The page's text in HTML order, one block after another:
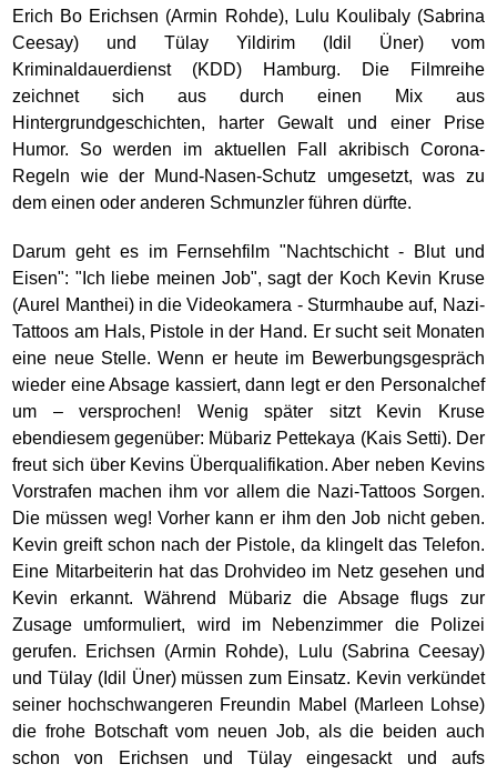
Erich Bo Erichsen (Armin Rohde), Lulu Koulibaly (Sabrina
Ceesay) und Tülay Yildirim (Idil Üner) vom
Kriminaldauerdienst (KDD) Hamburg. Die Filmreihe
zeichnet sich aus durch einen Mix aus
Hintergrundgeschichten, harter Gewalt und einer Prise
Humor. So werden im aktuellen Fall akribisch Corona-
Regeln wie der Mund-Nasen-Schutz umgesetzt, was zu
dem einen oder anderen Schmunzler führen dürfte.
Darum geht es im Fernsehfilm "Nachtschicht - Blut und
Eisen": "Ich liebe meinen Job", sagt der Koch Kevin Kruse
(Aurel Manthei) in die Videokamera - Sturmhaube auf, Nazi-
Tattoos am Hals, Pistole in der Hand. Er sucht seit Monaten
eine neue Stelle. Wenn er heute im Bewerbungsgespräch
wieder eine Absage kassiert, dann legt er den Personalchef
um – versprochen! Wenig später sitzt Kevin Kruse
ebendiesem gegenüber: Mübariz Pettekaya (Kais Setti). Der
freut sich über Kevins Überqualifikation. Aber neben Kevins
Vorstrafen machen ihm vor allem die Nazi-Tattoos Sorgen.
Die müssen weg! Vorher kann er ihm den Job nicht geben.
Kevin greift schon nach der Pistole, da klingelt das Telefon.
Eine Mitarbeiterin hat das Drohvideo im Netz gesehen und
Kevin erkannt. Während Mübariz die Absage flugs zur
Zusage umformuliert, wird im Nebenzimmer die Polizei
gerufen. Erichsen (Armin Rohde), Lulu (Sabrina Ceesay)
und Tülay (Idil Üner) müssen zum Einsatz. Kevin verkündet
seiner hochschwangeren Freundin Mabel (Marleen Lohse)
die frohe Botschaft vom neuen Job, als die beiden auch
schon von Erichsen und Tülay eingesackt und aufs